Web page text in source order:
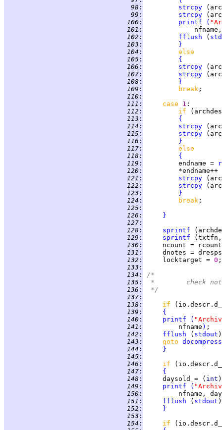
  98
: strcpy
  99
: strcpy
100 : printf (
101 :
102 : fflush (
103 :
}
104 :
else
105 :
{
106 :
strcpy
107 : strcpy
108 :
}
109 : break
110 :
111 : case 1
112 : if
113 :
{
114 :
strcpy
115 : strcpy
116 :
}
117 :
else
118 :
{
119 :
         endname =
120 :
121 : strcpy
122 : strcpy
123 :
}
124 : break
125 :
126 :
}
127 :
128 : sprintf
129 : sprintf
130 :
ncount =
131 :
dnotes =
132 :
     locktarget =
0
133 :
134 :
/*
135 :
*	check
136 :
*/
137 :
138 : if
139 :
{
140 : printf (
141 :
         nfname
)
142 : fflush ( stdout
143 : goto docompress
144 :
}
145 :
146 : if
147 :
{
148 :
     daysold = (
int
149 : printf (
150 :
nfname,
151 : fflush ( stdout
152 :
}
153 :
154 : if